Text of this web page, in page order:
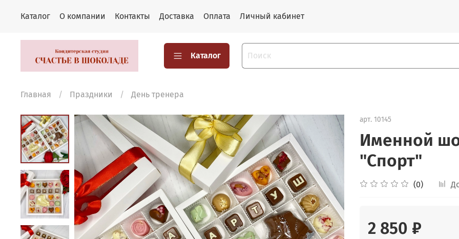
Каталог О компании Контакты Доставка Оплата Личный кабинет
Каталог
Главная Праздники День тренера
арт. 10145
Именной
"Спорт"
(0)
2 850 ₽